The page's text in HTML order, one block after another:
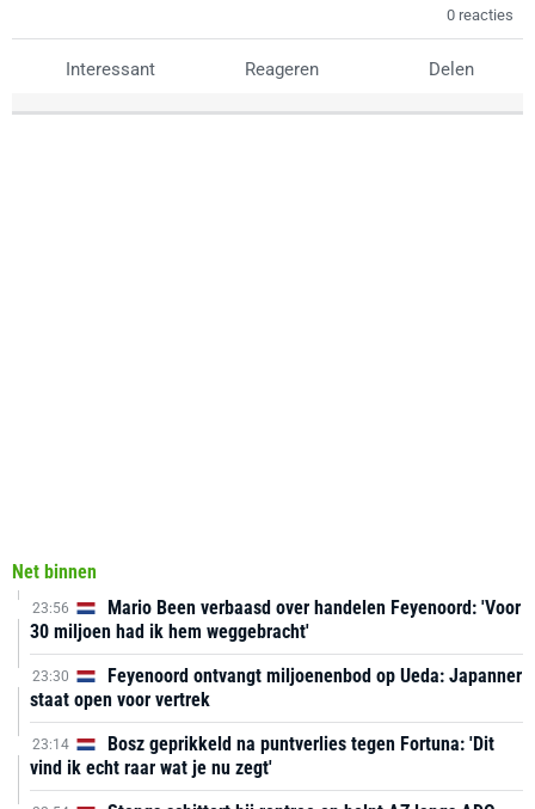
0 reacties
Interessant Reageren Delen
Net binnen
23:56
Mario Been verbaasd over handelen Feyenoord: 'Voor
30 miljoen had ik hem weggebracht'
23:30
Feyenoord ontvangt miljoenenbod op Ueda: Japanner
staat open voor vertrek
23:14
Bosz geprikkeld na puntverlies tegen Fortuna: 'Dit
vind ik echt raar wat je nu zegt'